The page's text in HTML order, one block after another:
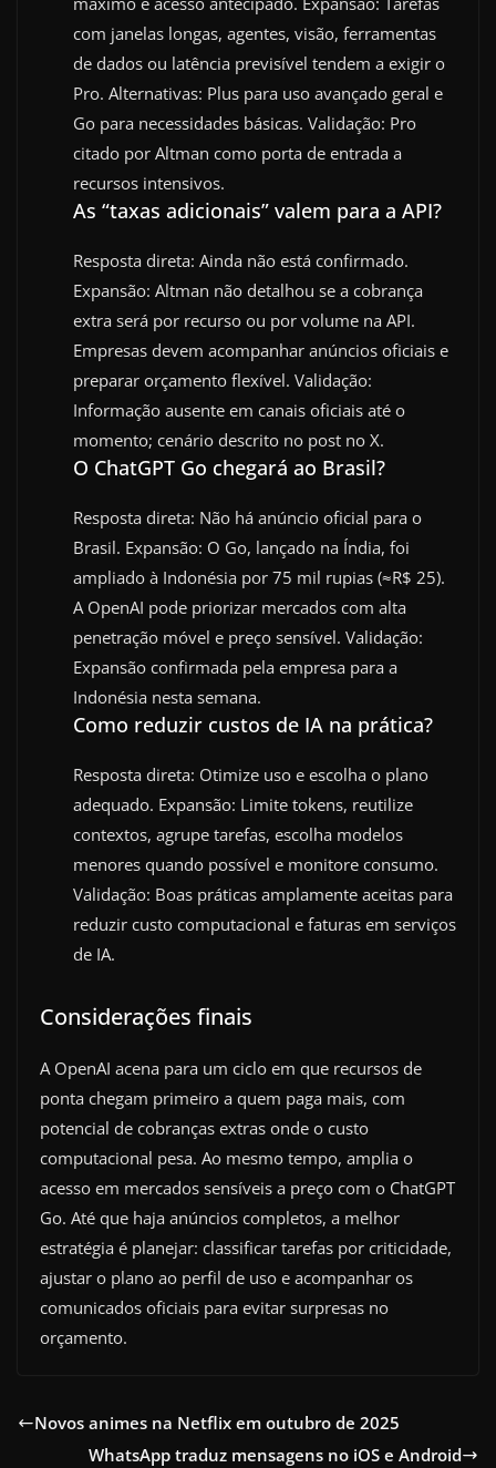
com janelas longas, agentes, visão, ferramentas
de dados ou latência previsível tendem a exigir o
Pro. Alternativas: Plus para uso avançado geral e
Go para necessidades básicas. Validação: Pro
citado por Altman como porta de entrada a
recursos intensivos.
As “taxas adicionais” valem para a API?
Resposta direta: Ainda não está confirmado.
Expansão: Altman não detalhou se a cobrança
extra será por recurso ou por volume na API.
Empresas devem acompanhar anúncios oficiais e
preparar orçamento flexível. Validação:
Informação ausente em canais oficiais até o
momento; cenário descrito no post no X.
O ChatGPT Go chegará ao Brasil?
Resposta direta: Não há anúncio oficial para o
Brasil. Expansão: O Go, lançado na Índia, foi
ampliado à Indonésia por 75 mil rupias (≈R$ 25).
A OpenAI pode priorizar mercados com alta
penetração móvel e preço sensível. Validação:
Expansão confirmada pela empresa para a
Indonésia nesta semana.
Como reduzir custos de IA na prática?
Resposta direta: Otimize uso e escolha o plano
adequado. Expansão: Limite tokens, reutilize
contextos, agrupe tarefas, escolha modelos
menores quando possível e monitore consumo.
Validação: Boas práticas amplamente aceitas para
reduzir custo computacional e faturas em serviços
de IA.
Considerações finais
A OpenAI acena para um ciclo em que recursos de
ponta chegam primeiro a quem paga mais, com
potencial de cobranças extras onde o custo
computacional pesa. Ao mesmo tempo, amplia o
acesso em mercados sensíveis a preço com o ChatGPT
Go. Até que haja anúncios completos, a melhor
estratégia é planejar: classificar tarefas por criticidade,
ajustar o plano ao perfil de uso e acompanhar os
comunicados oficiais para evitar surpresas no
orçamento.
Novos animes na Netflix em outubro de 2025
WhatsApp traduz mensagens no iOS e Android